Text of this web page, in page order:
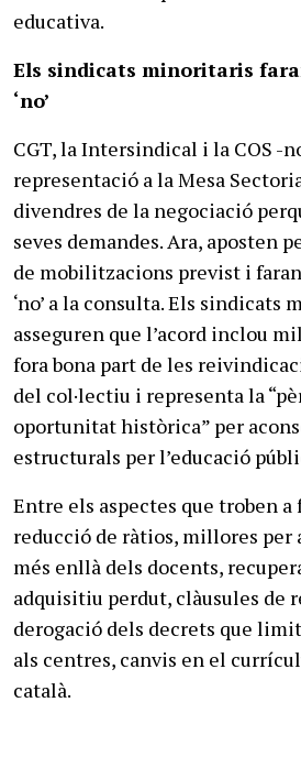
educativa.
Els sindicats minoritaris
‘no’
CGT, la Intersindical i la COS -
representació a la Mesa
divendres de la negociació
seves demandes. Ara, aposten
de mobilitzacions previst i
‘no’ a la consulta. Els sindicats
asseguren que l’acord inclou
fora bona part de les
del col·lectiu i representa la
oportunitat històrica” per
estructurals per l’educació
Entre els aspectes que troben a
reducció de ràtios, millores per
més enllà dels docents,
adquisitiu perdut, clàusules de
derogació dels decrets que
als centres, canvis en el
català.